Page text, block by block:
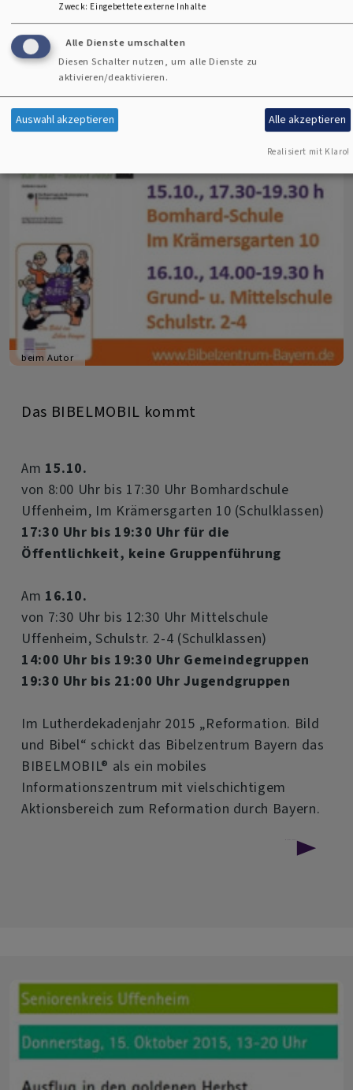
beim Autor
Das BIBELMOBIL kommt
Am 15.10.
von 8:00 Uhr bis 17:30 Uhr Bomhardschule
Uffenheim, Im Krämersgarten 10 (Schulklassen)
17:30 Uhr bis 19:30 Uhr für die
Öffentlichkeit, keine Gruppenführung
Am 16.10.
von 7:30 Uhr bis 12:30 Uhr Mittelschule
Uffenheim, Schulstr. 2-4 (Schulklassen)
14:00 Uhr bis 19:30 Uhr Gemeindegruppen
19:30 Uhr bis 21:00 Uhr Jugendgruppen
Im Lutherdekadenjahr 2015 „Reformation. Bild
und Bibel“ schickt das Bibelzentrum Bayern das
BIBELMOBIL® als ein mobiles
Informationszentrum mit vielschichtigem
Aktionsbereich zum Reformation durch Bayern.
Zweck: Eingebettete externe Inhalte
Alle Dienste umschalten
Diesen Schalter nutzen, um alle Dienste zu
aktivieren/deaktivieren.
Auswahl akzeptieren Alle akzeptieren
Realisiert mit Klaro!